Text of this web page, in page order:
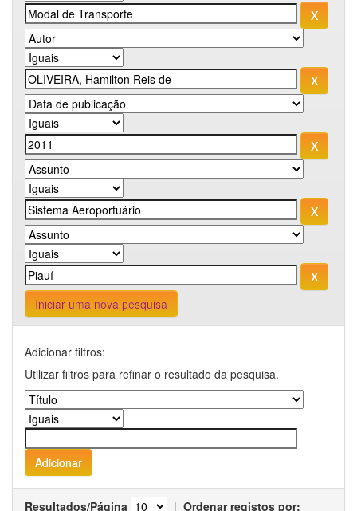
Iniciar uma nova pesquisa
Adicionar filtros:
Utilizar filtros para refinar o resultado da pesquisa.
Resultados/Página | Ordenar registos por: